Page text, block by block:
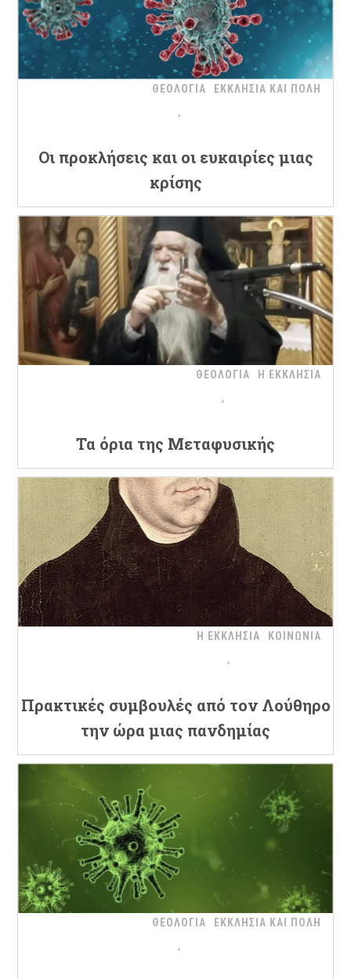
ΘΕΟΛΟΓΙΑ ΕΚΚΛΗΣΙΑ ΚΑΙ ΠΟΛΗ
Oι προκλήσεις και οι ευκαιρίες μιας
κρίσης
ΘΕΟΛΟΓΙΑ Η ΕΚΚΛΗΣΙΑ
Τα όρια της Μεταφυσικής
Η ΕΚΚΛΗΣΙΑ ΚΟΙΝΩΝΙΑ
Πρακτικές συμβουλές από τον Λούθηρο
την ώρα μιας πανδημίας
ΘΕΟΛΟΓΙΑ ΕΚΚΛΗΣΙΑ ΚΑΙ ΠΟΛΗ